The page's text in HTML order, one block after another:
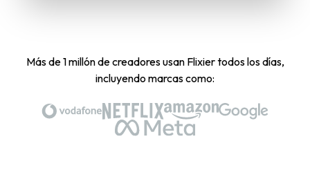
Más de 1 millón de creadores usan Flixier todos los días,
incluyendo marcas como: